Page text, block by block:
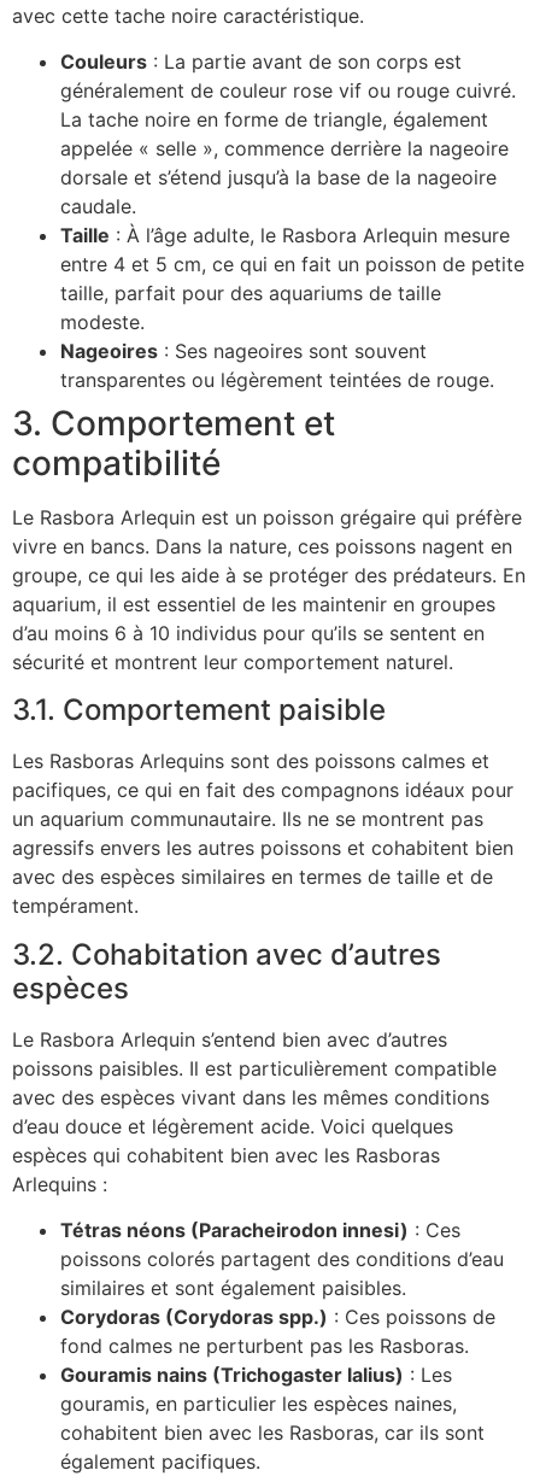
avec cette tache noire caractéristique.
Couleurs : La partie avant de son corps est
généralement de couleur rose vif ou rouge cuivré.
La tache noire en forme de triangle, également
appelée « selle », commence derrière la nageoire
dorsale et s’étend jusqu’à la base de la nageoire
caudale.
Taille : À l’âge adulte, le Rasbora Arlequin mesure
entre 4 et 5 cm, ce qui en fait un poisson de petite
taille, parfait pour des aquariums de taille
modeste.
Nageoires : Ses nageoires sont souvent
transparentes ou légèrement teintées de rouge.
3. Comportement et
compatibilité
Le Rasbora Arlequin est un poisson grégaire qui préfère
vivre en bancs. Dans la nature, ces poissons nagent en
groupe, ce qui les aide à se protéger des prédateurs. En
aquarium, il est essentiel de les maintenir en groupes
d’au moins 6 à 10 individus pour qu’ils se sentent en
sécurité et montrent leur comportement naturel.
3.1. Comportement paisible
Les Rasboras Arlequins sont des poissons calmes et
pacifiques, ce qui en fait des compagnons idéaux pour
un aquarium communautaire. Ils ne se montrent pas
agressifs envers les autres poissons et cohabitent bien
avec des espèces similaires en termes de taille et de
tempérament.
3.2. Cohabitation avec d’autres
espèces
Le Rasbora Arlequin s’entend bien avec d’autres
poissons paisibles. Il est particulièrement compatible
avec des espèces vivant dans les mêmes conditions
d’eau douce et légèrement acide. Voici quelques
espèces qui cohabitent bien avec les Rasboras
Arlequins :
Tétras néons (Paracheirodon innesi) : Ces
poissons colorés partagent des conditions d’eau
similaires et sont également paisibles.
Corydoras (Corydoras spp.) : Ces poissons de
fond calmes ne perturbent pas les Rasboras.
Gouramis nains (Trichogaster lalius) : Les
gouramis, en particulier les espèces naines,
cohabitent bien avec les Rasboras, car ils sont
également pacifiques.